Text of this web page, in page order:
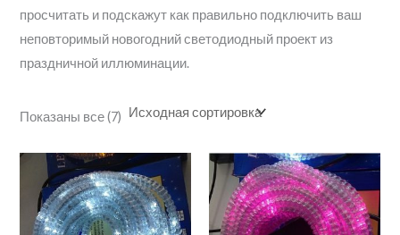
просчитать и подскажут как правильно подключить ваш
неповторимый новогодний светодиодный проект из
праздничной иллюминации.
Показаны все (7)